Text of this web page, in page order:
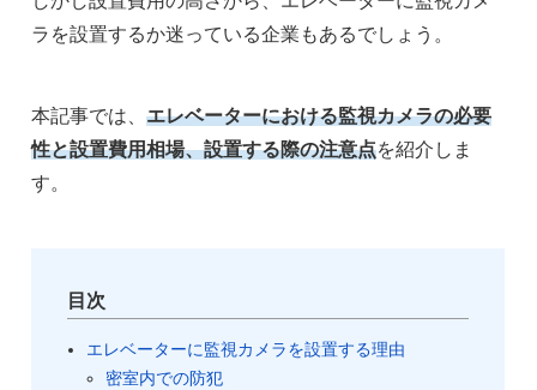
ラを設置するか迷っている企業もあるでしょう。
本記事では、エレベーターにおける監視カメラの必要
性と設置費用相場、設置する際の注意点を紹介しま
す。
目次
エレベーターに監視カメラを設置する理由
密室内での防犯